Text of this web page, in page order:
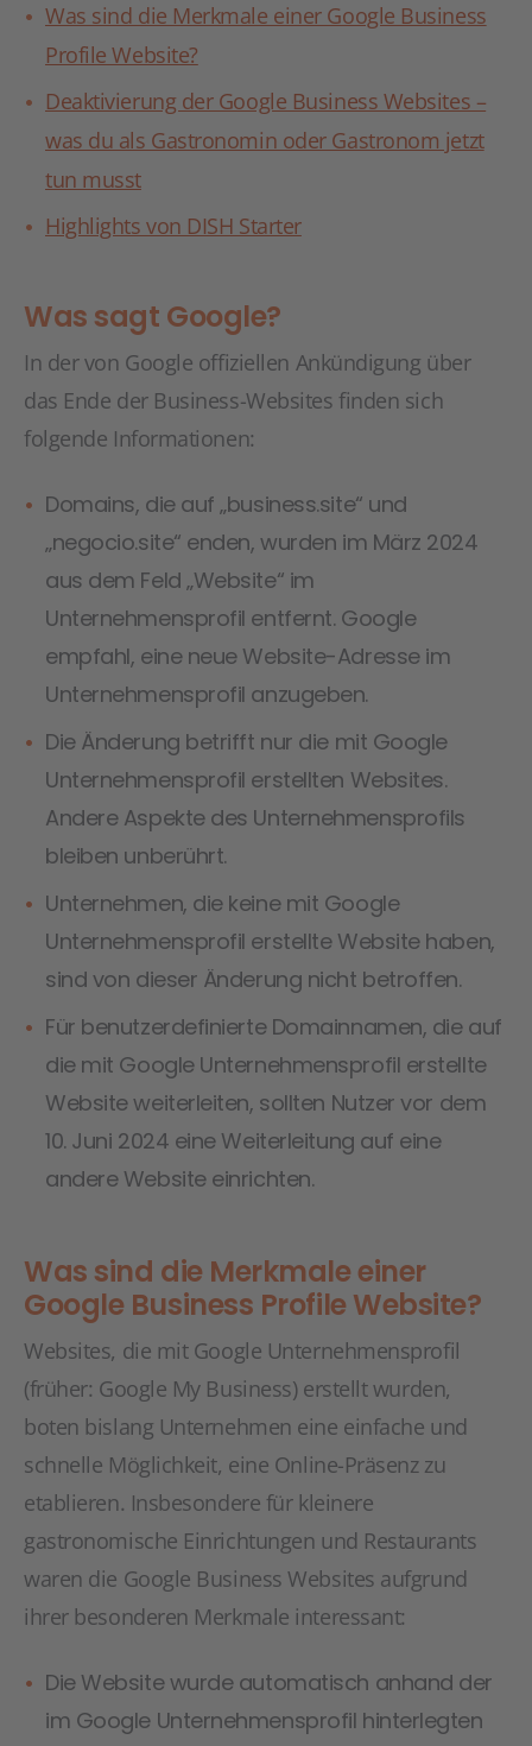
Was sind die Merkmale einer Google Business
Profile Website?
Deaktivierung der Google Business Websites –
was du als Gastronomin oder Gastronom jetzt
tun musst
Highlights von DISH Starter
Was sagt Google?
In der von Google offiziellen Ankündigung über
das Ende der Business-Websites finden sich
folgende Informationen:
Domains, die auf „business.site“ und
„negocio.site“ enden, wurden im März 2024
aus dem Feld „Website“ im
Unternehmensprofil entfernt. Google
empfahl, eine neue Website-Adresse im
Unternehmensprofil anzugeben.
Die Änderung betrifft nur die mit Google
Unternehmensprofil erstellten Websites.
Andere Aspekte des Unternehmensprofils
bleiben unberührt.
Unternehmen, die keine mit Google
Unternehmensprofil erstellte Website haben,
sind von dieser Änderung nicht betroffen.
Für benutzerdefinierte Domainnamen, die auf
die mit Google Unternehmensprofil erstellte
Website weiterleiten, sollten Nutzer vor dem
10. Juni 2024 eine Weiterleitung auf eine
andere Website einrichten.
Was sind die Merkmale einer
Google Business Profile Website?
Websites, die mit Google Unternehmensprofil
(früher: Google My Business) erstellt wurden,
boten bislang Unternehmen eine einfache und
schnelle Möglichkeit, eine Online-Präsenz zu
etablieren. Insbesondere für kleinere
gastronomische Einrichtungen und Restaurants
waren die Google Business Websites aufgrund
ihrer besonderen Merkmale interessant:
Die Website wurde automatisch anhand der
im Google Unternehmensprofil hinterlegten